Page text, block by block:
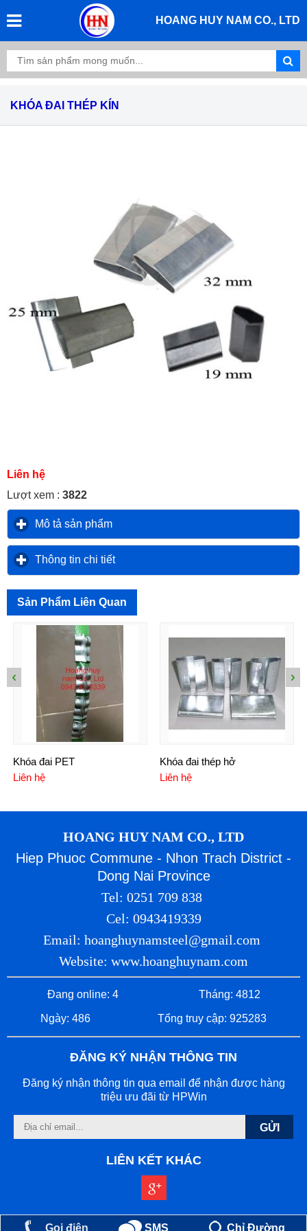
HOANG HUY NAM CO., LTD
KHÓA ĐAI THÉP KÍN
Liên hệ
Lượt xem : 3822
Mô tả sản phẩm
Thông tin chi tiếtclick to expand contents
Sản Phẩm Liên Quan
Khóa đai PET
Liên hệ
Khóa đai thép hở
Liên hệ
HOANG HUY NAM CO., LTD
Hiep Phuoc Commune - Nhon Trach District -
Dong Nai Province
Tel: 0251 709 838
Cel: 0943419339
Email: hoanghuynamsteel@gmail.com
Website: www.hoanghuynam.com
Đang online: 4 Tháng: 4812
Ngày: 486 Tổng truy cập: 925283
ĐĂNG KÝ NHẬN THÔNG TIN
Đăng ký nhận thông tin qua email để nhận được hàng
triệu ưu đãi từ HPWin
GỬI
LIÊN KẾT KHÁC
Gọi điện SMS Chỉ Đường